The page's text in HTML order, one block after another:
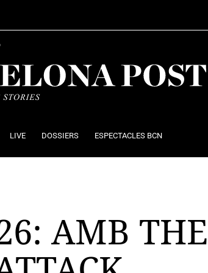
LIVE DOSSIERS ESPECTACLES BCN
AMB